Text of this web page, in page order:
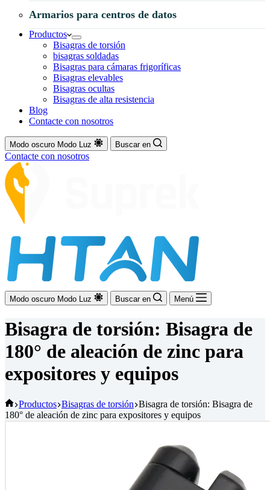
Armarios para centros de datos
Productos
Bisagras de torsión
bisagras soldadas
Bisagras para cámaras frigoríficas
Bisagras elevables
Bisagras ocultas
Bisagras de alta resistencia
Blog
Contacte con nosotros
Modo oscuro Modo Luz Buscar en
Contacte con nosotros
Modo oscuro Modo Luz Buscar en Menú
Bisagra de torsión: Bisagra de
180° de aleación de zinc para
expositores y equipos
Inicio
Productos Bisagras de torsión Bisagra de torsión: Bisagra de
180° de aleación de zinc para expositores y equipos